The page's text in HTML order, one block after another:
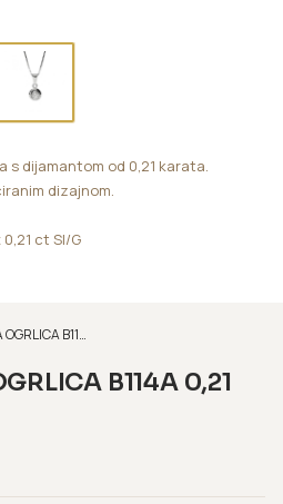
s dijamantom od 0,21 karata.
dizajnom.
ct SI/G
DIJAMANTNA OGRLICA B114A 0,21
B114A 0,21